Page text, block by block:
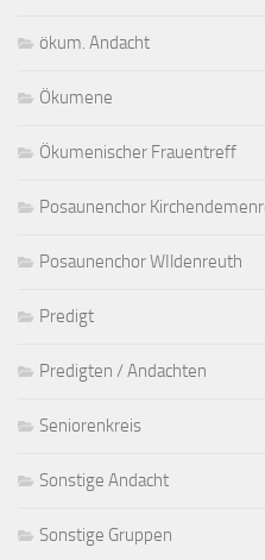
ökum. Andacht
Ökumene
Ökumenischer Frauentreff
Posaunenchor
Posaunenchor WIldenreuth
Predigt
Predigten / Andachten
Seniorenkreis
Sonstige Andacht
Sonstige Gruppen